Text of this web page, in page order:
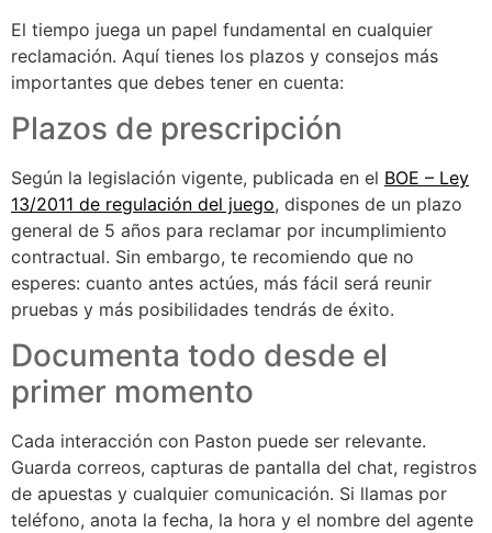
El tiempo juega un papel fundamental en cualquier
reclamación. Aquí tienes los plazos y consejos más
importantes que debes tener en cuenta:
Plazos de prescripción
Según la legislación vigente, publicada en el BOE – Ley
13/2011 de regulación del juego, dispones de un plazo
general de 5 años para reclamar por incumplimiento
contractual. Sin embargo, te recomiendo que no
esperes: cuanto antes actúes, más fácil será reunir
pruebas y más posibilidades tendrás de éxito.
Documenta todo desde el
primer momento
Cada interacción con Paston puede ser relevante.
Guarda correos, capturas de pantalla del chat, registros
de apuestas y cualquier comunicación. Si llamas por
teléfono, anota la fecha, la hora y el nombre del agente